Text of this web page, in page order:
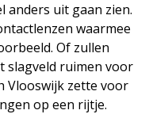
anders uit gaan zien.
waarmee
Of zullen
slagveld ruimen voor
Vlooswijk zette voor
op een rijtje.